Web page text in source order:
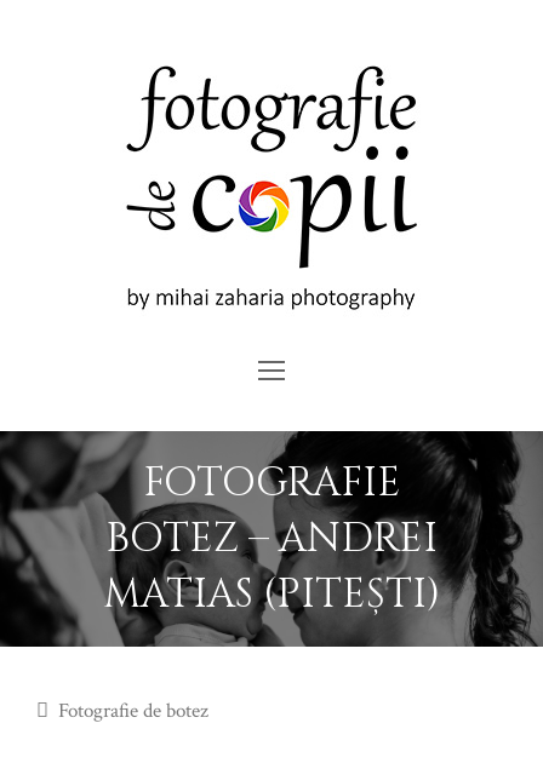
Menu
FOTOGRAFIE
BOTEZ – ANDREI
MATIAS (PITEȘTI)
Fotografie de botez